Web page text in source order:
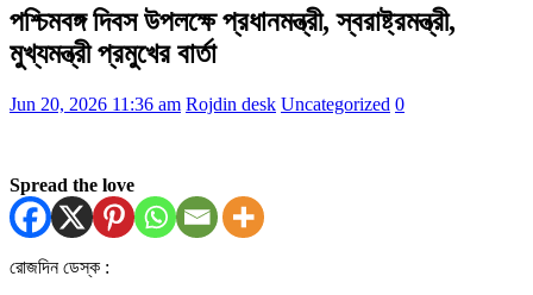
পশ্চিমবঙ্গ দিবস উপলক্ষে প্রধানমন্ত্রী, স্বরাষ্ট্রমন্ত্রী,
মুখ্যমন্ত্রী প্রমুখের বার্তা
Jun 20, 2026 11:36 am Rojdin desk Uncategorized 0
Spread the love
রোজদিন ডেস্ক :